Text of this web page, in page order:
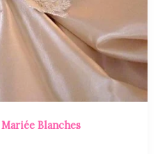
Mariée Blanches